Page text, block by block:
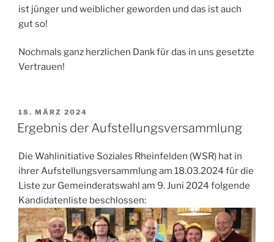
ist jünger und weiblicher geworden und das ist auch
gut so!
Nochmals ganz herzlichen Dank für das in uns gesetzte
Vertrauen!
VERÖFFENTLICHT
AM
18. MÄRZ 2024
Ergebnis der Aufstellungsversammlung
Die Wahlinitiative Soziales Rheinfelden (WSR) hat in
ihrer Aufstellungsversammlung am 18.03.2024 für die
Liste zur Gemeinderatswahl am 9. Juni 2024 folgende
Kandidatenliste beschlossen: